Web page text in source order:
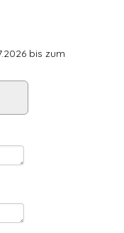
bis zum